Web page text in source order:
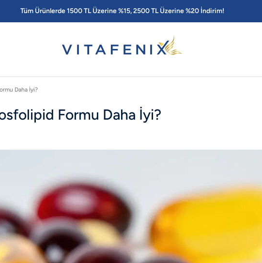
Tüm Ürünlerde 1500 TL Üzerine %15, 2500 TL Üzerine %20 İndirim!
Daha İyi?
Formu Daha İyi?